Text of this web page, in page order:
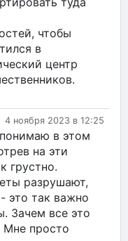
чтобы
в
центр
4 ноября 2023 в 12:25
в этом
на эти
грустно.
разрушают,
это так важно
Зачем все это
Мне просто